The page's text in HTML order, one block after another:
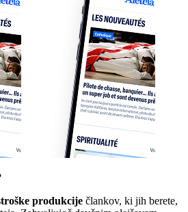
produkcije člankov, ki jih berete,